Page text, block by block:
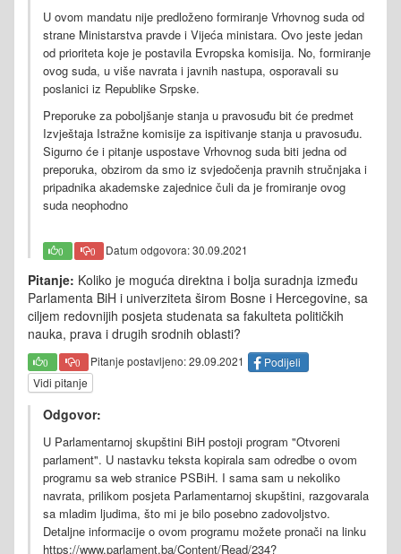
U ovom mandatu nije predloženo formiranje Vrhovnog suda od
strane Ministarstva pravde i Vijeća ministara. Ovo jeste jedan
od prioriteta koje je postavila Evropska komisija. No, formiranje
ovog suda, u više navrata i javnih nastupa, osporavali su
poslanici iz Republike Srpske.
Preporuke za poboljšanje stanja u pravosuđu bit će predmet
Izvještaja Istražne komisije za ispitivanje stanja u pravosuđu.
Sigurno će i pitanje uspostave Vrhovnog suda biti jedna od
preporuka, obzirom da smo iz svjedočenja pravnih stručnjaka i
pripadnika akademske zajednice čuli da je fromiranje ovog
suda neophodno
0 0 Datum odgovora: 30.09.2021
Pitanje: Koliko je moguća direktna i bolja suradnja između
Parlamenta BiH i univerziteta širom Bosne i Hercegovine, sa
ciljem redovnijih posjeta studenata sa fakulteta političkih
nauka, prava i drugih srodnih oblasti?
0 0 Pitanje postavljeno: 29.09.2021
Podijeli
Vidi pitanje
Odgovor:
U Parlamentarnoj skupštini BiH postoji program "Otvoreni
parlament". U nastavku teksta kopirala sam odredbe o ovom
programu sa web stranice PSBiH. I sama sam u nekoliko
navrata, prilikom posjeta Parlamentarnoj skupštini, razgovarala
sa mladim ljudima, što mi je bilo posebno zadovoljstvo.
Detaljne informacije o ovom programu možete pronači na linku
https://www.parlament.ba/Content/Read/234?